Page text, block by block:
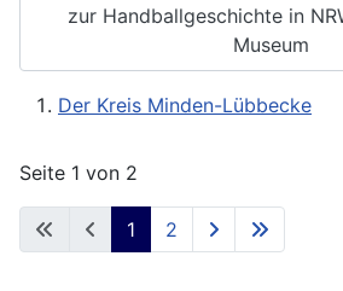
zur Handballgeschichte in
Museum
Der Kreis Minden-Lübbecke
Seite 1 von 2
1 2